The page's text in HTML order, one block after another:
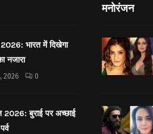
भारत में दिखेगा
नजारा
2026 0
2026: बुराई पर अच्छाई
मनोरंजन